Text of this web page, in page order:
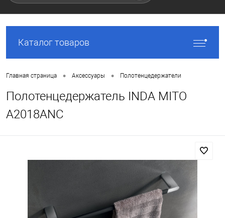
Каталог товаров
Главная страница • Аксессуары • Полотенцедержатели
Полотенцедержатель INDA MITO
A2018ANC